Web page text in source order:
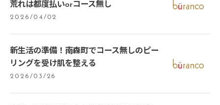
荒れは都度払いorコース無し
2026/04/02
新生活の準備！南森町でコース無しのピー
リングを受け肌を整える
2026/03/26